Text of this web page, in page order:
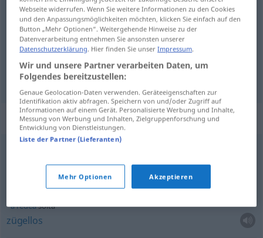
Freilassenn solta animais
Beispielsätze für "solta"
der Teufe istl los
àrédeasolta
zügellos
Webseite widerrufen. Wenn Sie weitere Informationen zu den Cookies
und den Anpassungsmöglichkeiten möchten, klicken Sie einfach auf den
Button „Mehr Optionen“. Weitergehende Hinweise zu der
Datenverarbeitung entnehmen Sie ansonsten unserer
Datenschutzerklärung. Hier finden Sie unserImpressum.
Wir und unsere Partner verarbeiten Daten, um
Folgendes bereitzustellen:
Genaue Geolocation-Daten verwenden. Geräteeigenschaften zur
Identifikation aktiv abfragen. Speichern von und/oder Zugriff auf
Informationen auf einem Gerät. Personalisierte Werbung und Inhalte,
Messung von Werbung und Inhalten, Zielgruppenforschung und
Entwicklung von Dienstleistungen.
Liste der Partner (Lieferanten)
Mehr Optionen Akzeptieren